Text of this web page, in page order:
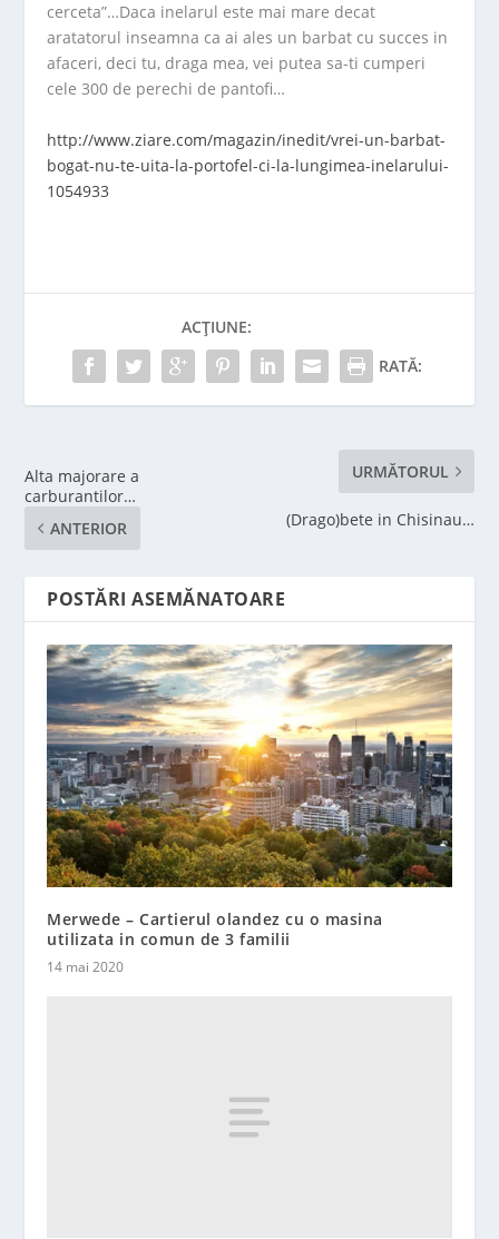
cerceta”…Daca inelarul este mai mare decat
aratatorul inseamna ca ai ales un barbat cu succes in
afaceri, deci tu, draga mea, vei putea sa-ti cumperi
cele 300 de perechi de pantofi…
http://www.ziare.com/magazin/inedit/vrei-un-barbat-
bogat-nu-te-uita-la-portofel-ci-la-lungimea-inelarului-
1054933
ACȚIUNE:
RATĂ:
Alta majorare a
carburantilor…
ANTERIOR
URMĂTORUL
(Drago)bete in Chisinau…
POSTĂRI ASEMĂNATOARE
Merwede – Cartierul olandez cu o masina
utilizata in comun de 3 familii
14 mai 2020